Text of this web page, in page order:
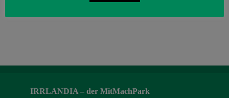
IRRLANDIA – der MitMachPark